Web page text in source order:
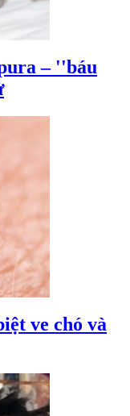
– ''báu
ve chó và